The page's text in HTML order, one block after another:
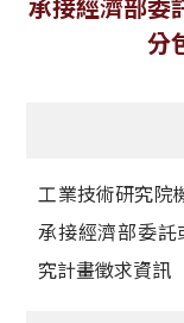
分
工業技術研究院
承接經濟部委
究計畫徵求資訊